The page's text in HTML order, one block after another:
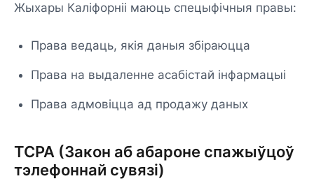
Жыхары Каліфорніі маюць спецыфічныя правы:
Права ведаць, якія даныя збіраюцца
Права на выдаленне асабістай інфармацыі
Права адмовіцца ад продажу даных
TCPA (Закон аб абароне спажыўцоў
тэлефоннай сувязі)